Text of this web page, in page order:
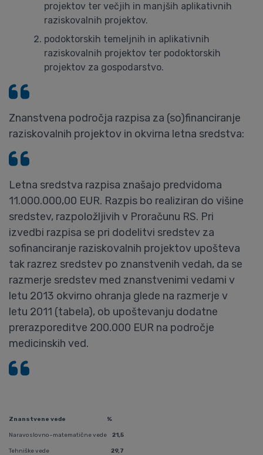
projektov ter večjih in manjših aplikativnih
raziskovalnih projektov.
podoktorskih temeljnih in aplikativnih
raziskovalnih projektov ter podoktorskih
projektov za gospodarstvo.
Znanstvena področja razpisa za (so)financiranje
raziskovalnih projektov in okvirna letna sredstva:
Letna sredstva razpisa znašajo predvidoma
11.000.000,00 EUR. Razpis bo realiziran do višine
sredstev, razpoložljivih v Proračunu RS. Pri
izvedbi razpisa se pri dodelitvi sredstev za
sofinanciranje raziskovalnih projektov upošteva
tak razrez sredstev po znanstvenih vedah, da se
razmerje sredstev med znanstvenimi vedami v
letu 2013 okvirno ohranja glede na razmerje v
letu 2011 (tabela), ob upoštevanju dodatne
prerazporeditve 200.000 EUR na področje
medicinskih ved.
Znanstvene vede %
Naravoslovno–matematične vede 21,5
Tehniške vede 29,7